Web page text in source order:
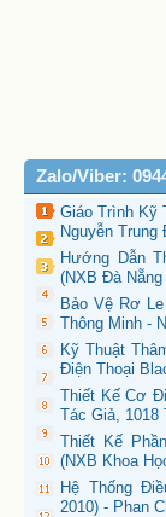
Zalo/Viber:
Giáo Trình Kỹ
Nguyễn Trung
Hướng Dẫn
(NXB Đà Nẵng
Bảo Vệ Rơ
Thông Minh -
Kỹ Thuật
Điện Thoại
Thiết Kế Cơ
Tác Giả, 1018
Thiết Kế
(NXB Khoa
Hệ Thống
2010) - Phan